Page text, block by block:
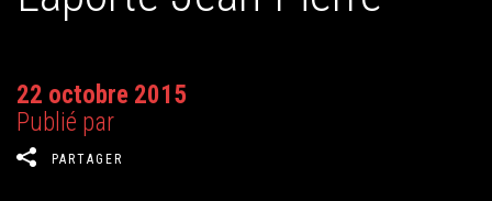
22 octobre 2015
Publié par
PARTAGER